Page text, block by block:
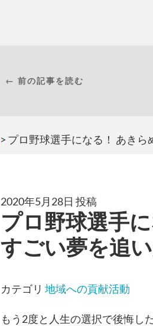
← 前の記事を読む
> プロ野球選手になる！ あき
2020年5月28日 投稿
プロ野球選手
すごい夢を追
カテゴリ 地域への貢献活動
もう2度と人生の選択で後悔し